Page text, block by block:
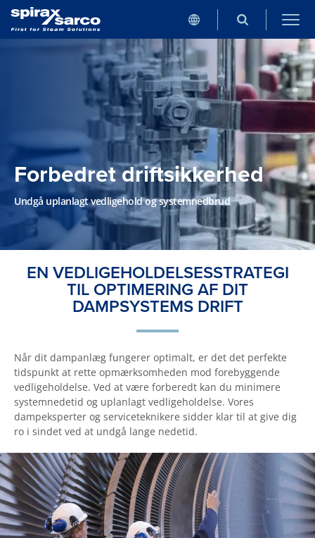
Forbedret driftsikkerhed
Undgå uplanlagt vedligehold og systemnedbrud
EN VEDLIGEHOLDELSESSTRATEGI
TIL OPTIMERING AF DIT
DAMPSYSTEMS DRIFT
Når dit dampanlæg fungerer optimalt, er det det perfekte
tidspunkt at rette opmærksomheden mod forebyggende
vedligeholdelse. Ved at være forberedt kan du minimere
systemnedetid og uplanlagt vedligeholdelse. Vores
dampeksperter og serviceteknikere sidder klar til at give dig
ro i sindet ved at undgå lange nedetid.